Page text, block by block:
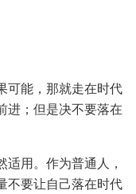
可能，那就走在时代
进；但是决不要落在
用。作为普通人，
不要让自己落在时代